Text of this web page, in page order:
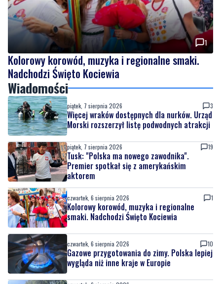
1
Kolorowy korowód, muzyka i regionalne smaki.
Nadchodzi Święto Kociewia
Wiadomości
piątek, 7 sierpnia 2026
Więcej wraków dostępnych dla nurków. Urząd
Morski rozszerzył listę podwodnych atrakcji
piątek, 7 sierpnia 2026 19
Tusk: "Polska ma nowego zawodnika".
Premier spotkał się z amerykańskim
aktorem
czwartek, 6 sierpnia 2026
Kolorowy korowód, muzyka i regionalne
smaki. Nadchodzi Święto Kociewia
czwartek, 6 sierpnia 2026
Gazowe przygotowania do zimy. Polska lepiej
czwartek, 6 sierpnia 2026
Podróżnik roku National Geographic zbliża
się do Kociewia. Płynie wpław przez całą
Wisłę